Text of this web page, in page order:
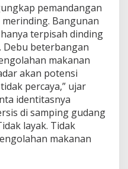
pemandangan
Bangunan
terpisah dinding
Debu beterbangan
makanan
akan potensi
percaya,” ujar
identitasnya
di samping gudang
layak. Tidak
makanan